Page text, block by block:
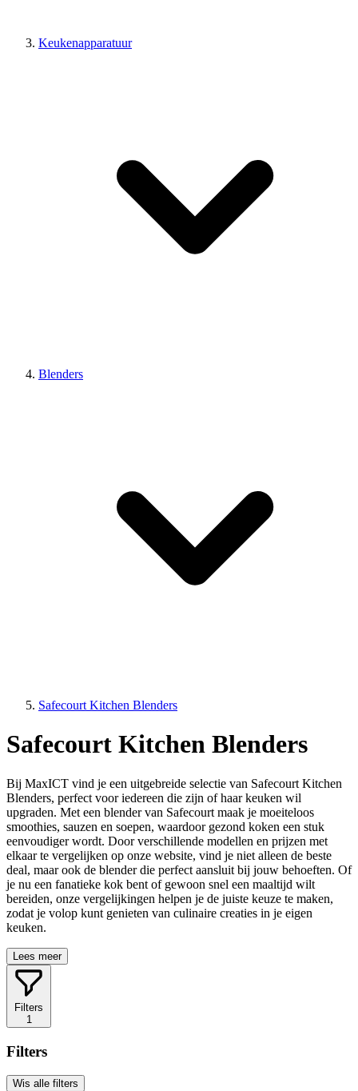
Keukenapparatuur
Blenders
Safecourt Kitchen Blenders
Safecourt Kitchen Blenders
Bij MaxICT vind je een uitgebreide selectie van Safecourt Kitchen
Blenders, perfect voor iedereen die zijn of haar keuken wil
upgraden. Met een blender van Safecourt maak je moeiteloos
smoothies, sauzen en soepen, waardoor gezond koken een stuk
eenvoudiger wordt. Door verschillende modellen en prijzen met
elkaar te vergelijken op onze website, vind je niet alleen de beste
deal, maar ook de blender die perfect aansluit bij jouw behoeften. Of
je nu een fanatieke kok bent of gewoon snel een maaltijd wilt
bereiden, onze vergelijkingen helpen je de juiste keuze te maken,
zodat je volop kunt genieten van culinaire creaties in je eigen
keuken.
Lees meer
Filters
1
Filters
Wis alle filters